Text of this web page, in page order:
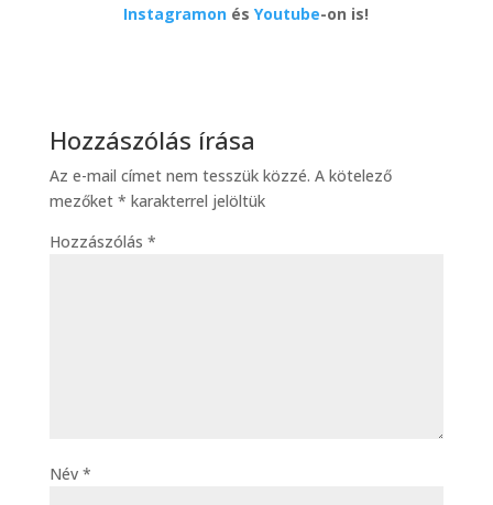
Instagramon ésYoutube-on is!
Hozzászólás írása
Az e-mail címet nem tesszük közzé. A kötelező
mezőket * karakterrel jelöltük
Hozzászólás *
Név *